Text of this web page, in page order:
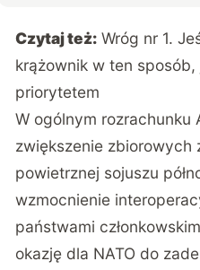
Czytaj też: Wróg nr 1.
krążownik w ten
priorytetem
W ogólnym rozrachunku
zwiększenie zbiorowych
powietrznej sojuszu
wzmocnienie
państwami
okazję dla NATO do